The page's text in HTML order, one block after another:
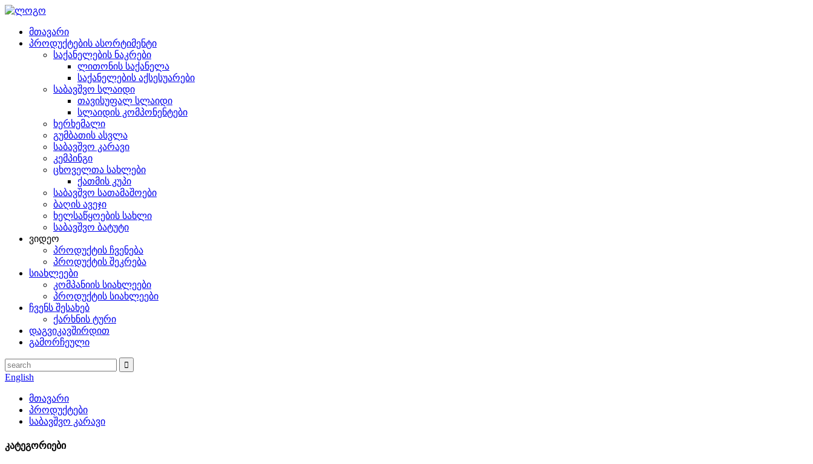
მთავარი
პროდუქტების ასორტიმენტი
საქანელების ნაკრები
ლითონის საქანელა
საქანელების აქსესუარები
საბავშვო სლაიდი
თავისუფალ სლაიდი
სლაიდის კომპონენტები
ხერხემალი
გუმბათის ასვლა
საბავშვო კარავი
კემპინგი
ცხოველთა სახლები
ქათმის კუპი
საბავშვო სათამაშოები
ბაღის ავეჯი
ხელსაწყოების სახლი
საბავშვო ბატუტი
ვიდეო
პროდუქტის ჩვენება
პროდუქტის შეკრება
სიახლეები
კომპანიის სიახლეები
პროდუქტის სიახლეები
ჩვენს შესახებ
ქარხნის ტური
დაგვიკავშირდით
გამორჩეული
English
მთავარი
პროდუქტები
საბავშვო კარავი
კატეგორიები